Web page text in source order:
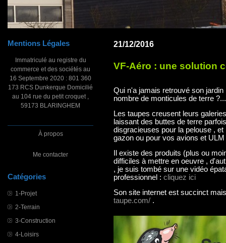
Mentions Légales
Immatriculé au registre du
commerce et des sociétés au
16 Septembre 2020 : 801 360
173 RCS Dunkerque Domicilié
au 104 rue du petit croquet ,
59173 BLARINGHEM
À propos
Me contacter
Catégories
1-Projet
2-Terrain
3-Construction
4-Loisirs
21/12/2016
VF-Aéro : une solution
Qui n'a jamais retrouvé son
nombre de monticules de terre ?...
Les taupes creusent leurs
laissant des buttes de terre
disgracieuses pour la pelouse ,
gazon ou pour vos avions et ULM
Il existe des produits (plus ou
difficiles à mettre en oeuvre ,
, je suis tombé sur une vidéo
professionnel : cliquez ici
Son site internet est succinct
taupe.com/ .